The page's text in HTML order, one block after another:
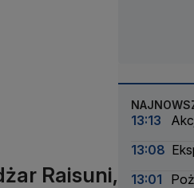
Raisuni,
13:13
13:08
13:01